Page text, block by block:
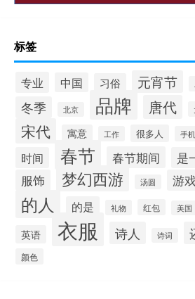
标签
专业 中国 习俗 元宵节
冬季 北京 品牌 唐代
宋代 寓意 工作 很多人 手机
时间 春节 春节期间 是
服饰 梦幻西游 汤圆 游戏
的人 的是 礼物 红包 美国
英语 衣服 诗人 诗词
颜色